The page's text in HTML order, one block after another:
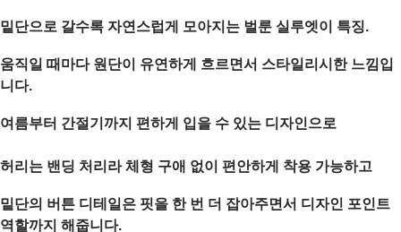
밑단으로 갈수록 자연스럽게 모아지는 벌룬 실루엣이 특징.
움직일 때마다 원단이 유연하게 흐르면서 스타일리시한 느낌입
니다.
여름부터 간절기까지 편하게 입을 수 있는 디자인으로
허리는 밴딩 처리라 체형 구애 없이 편안하게 착용 가능하고
밑단의 버튼 디테일은 핏을 한 번 더 잡아주면서 디자인 포인트
역할까지 해줍니다.